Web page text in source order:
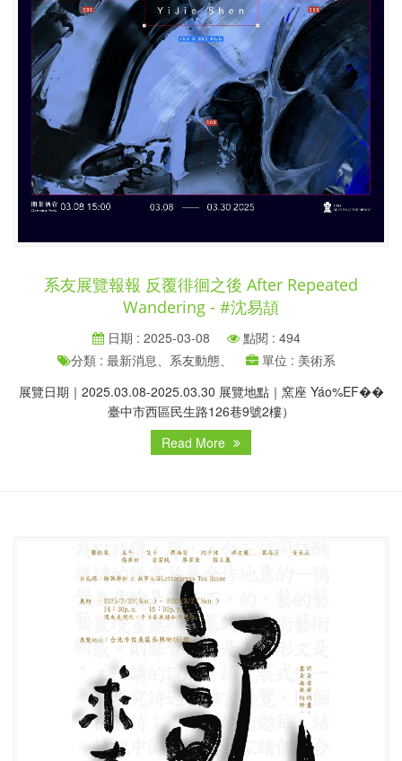
系友展覽報報 反覆徘徊之後 After Repeated
Wandering - #沈易頡
日期 : 2025-03-08
點閱 : 494
分類 : 最新消息、系友動態、
單位 : 美術系
展覽日期｜2025.03.08-2025.03.30 展覽地點｜窯座 Yáo%EF��
臺中市西區民生路126巷9號2樓）
Read More